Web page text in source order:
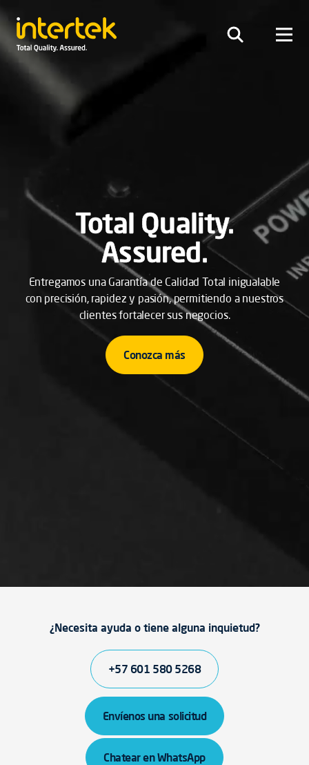
Total Quality.
Assured.
Entregamos una Garantía de Calidad Total inigualable
con precisión, rapidez y pasión, permitiendo a nuestros
clientes fortalecer sus negocios.
Conozca más
¿Necesita ayuda o tiene alguna inquietud?
+57 601 580 5268
Envíenos una solicitud
Chatear en WhatsApp